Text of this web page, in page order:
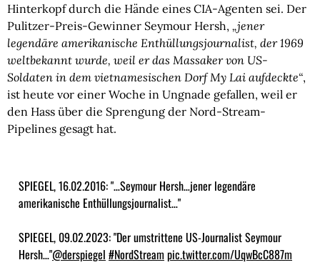
Hinterkopf durch die Hände eines CIA-Agenten sei. Der
Pulitzer-Preis-Gewinner Seymour Hersh, „jener
legendäre amerikanische Enthüllungsjournalist, der 1969
weltbekannt wurde, weil er das Massaker von US-
Soldaten in dem vietnamesischen Dorf My Lai aufdeckte“,
ist heute vor einer Woche in Ungnade gefallen, weil er
den Hass über die Sprengung der Nord-Stream-
Pipelines gesagt hat.
SPIEGEL, 16.02.2016: "…Seymour Hersh…jener legendäre
amerikanische Enthüllungsjournalist…"
SPIEGEL, 09.02.2023: "Der umstrittene US-Journalist Seymour
Hersh…"@derspiegel #NordStream pic.twitter.com/UqwBcC887m